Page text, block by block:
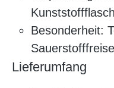
Besonderheit:
Lieferumfang